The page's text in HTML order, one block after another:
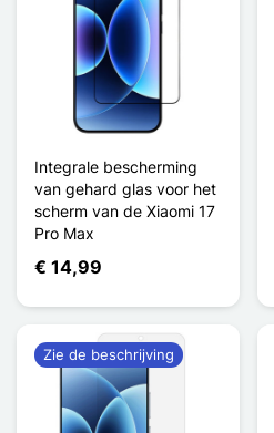
Integrale bescherming
van gehard glas voor het
scherm van de Xiaomi 17
Pro Max
€ 14,99
Zie de beschrijving